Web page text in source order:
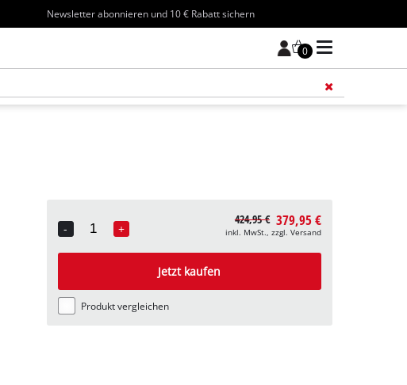
Newsletter abonnieren und 10 € Rabatt sichern
0
-
Quantity
+
424,95 € 379,95 €
inkl. MwSt., zzgl. Versand
Jetzt kaufen
Produkt vergleichen